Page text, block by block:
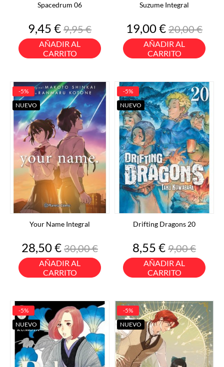
Spacedrum 06
Precio
9,45 €Precio
base
9,95 €
AÑADIR AL
CARRITO
Suzume Integral
Precio
19,00 €Precio
base
20,00 €
AÑADIR AL
CARRITO
Your Name Integral
Precio
28,50 €Precio
base
30,00 €
AÑADIR AL
CARRITO
-5%
NUEVO
Drifting Dragons 20
Precio
8,55 €Precio
base
9,00 €
AÑADIR AL
CARRITO
-5%
NUEVO
-5%
NUEVO
-5%
NUEVO